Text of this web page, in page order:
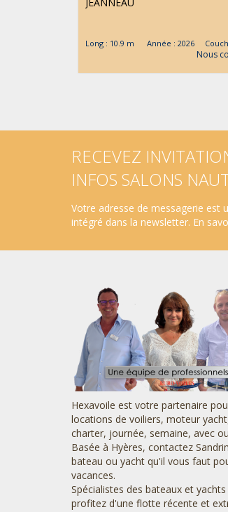
Long : 10.9 m Année : 2026
Nous
RECEVEZ
INFOS SALONS
Votre adresse de messagerie est
intégré dans la newsletter. En
Hexavoile est votre partenaire
locations de voiliers, moteur
charter, journée, semaine, avec
Basée à Hyères, contactez
bateau ou yacht qu'il vous faut
vacances.
Spécialistes des bateaux et
profitez d'une flotte récente et